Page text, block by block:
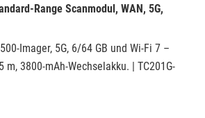
Range Scanmodul, WAN, 5G,
Imager, 5G, 6/64 GB und Wi-Fi 7 –
m, 3800-mAh-Wechselakku. | TC201G-